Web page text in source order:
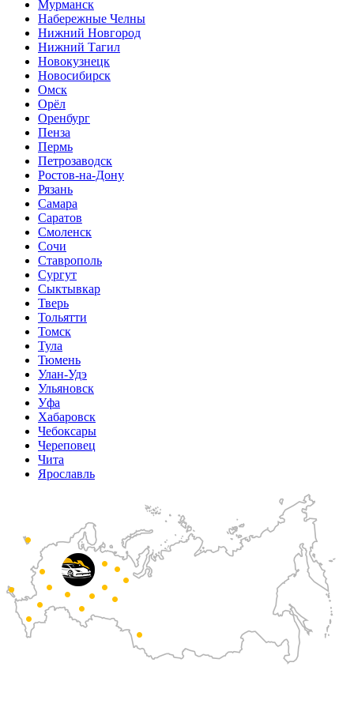
Мурманск
Набережные Челны
Нижний Новгород
Нижний Тагил
Новокузнецк
Новосибирск
Омск
Орёл
Оренбург
Пенза
Пермь
Петрозаводск
Ростов-на-Дону
Рязань
Самара
Саратов
Смоленск
Сочи
Ставрополь
Сургут
Сыктывкар
Тверь
Тольятти
Томск
Тула
Тюмень
Улан-Удэ
Ульяновск
Уфа
Хабаровск
Чебоксары
Череповец
Чита
Ярославль